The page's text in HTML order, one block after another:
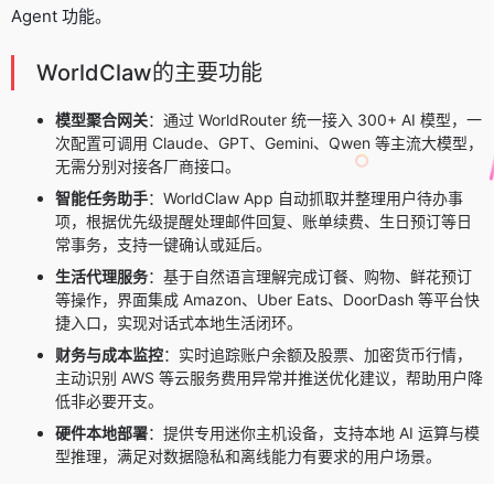
Agent 功能。
WorldClaw的主要功能
模型聚合网关：通过 WorldRouter 统一接入 300+ AI 模型，一
次配置可调用 Claude、GPT、Gemini、Qwen 等主流大模型，
无需分别对接各厂商接口。
智能任务助手：WorldClaw App 自动抓取并整理用户待办事
项，根据优先级提醒处理邮件回复、账单续费、生日预订等日
常事务，支持一键确认或延后。
生活代理服务：基于自然语言理解完成订餐、购物、鲜花预订
等操作，界面集成 Amazon、Uber Eats、DoorDash 等平台快
捷入口，实现对话式本地生活闭环。
财务与成本监控：实时追踪账户余额及股票、加密货币行情，
主动识别 AWS 等云服务费用异常并推送优化建议，帮助用户降
低非必要开支。
硬件本地部署：提供专用迷你主机设备，支持本地 AI 运算与模
型推理，满足对数据隐私和离线能力有要求的用户场景。